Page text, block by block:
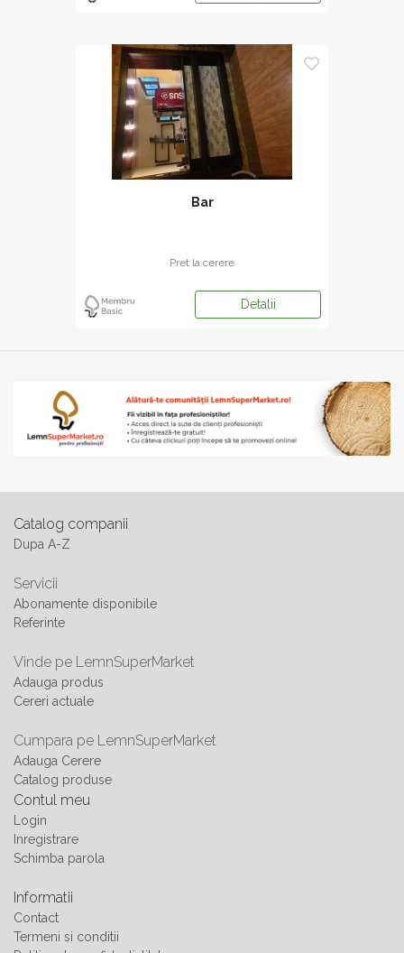
Bar
Pret la cerere
Detalii
Catalog companii
Dupa A-Z
Servicii
Abonamente disponibile
Referinte
Vinde pe LemnSuperMarket
Adauga produs
Cereri actuale
Cumpara pe LemnSuperMarket
Adauga Cerere
Catalog produse
Contul meu
Login
Inregistrare
Schimba parola
Informatii
Contact
Termeni si conditii